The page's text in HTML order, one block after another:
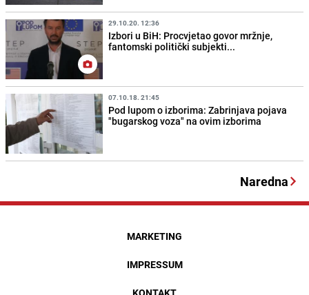
29.10.20. 12:36
Izbori u BiH: Procvjetao govor mržnje,
fantomski politički subjekti...
07.10.18. 21:45
Pod lupom o izborima: Zabrinjava pojava
"bugarskog voza" na ovim izborima
Naredna
MARKETING
IMPRESSUM